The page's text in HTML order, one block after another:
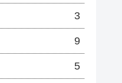
3
9
5